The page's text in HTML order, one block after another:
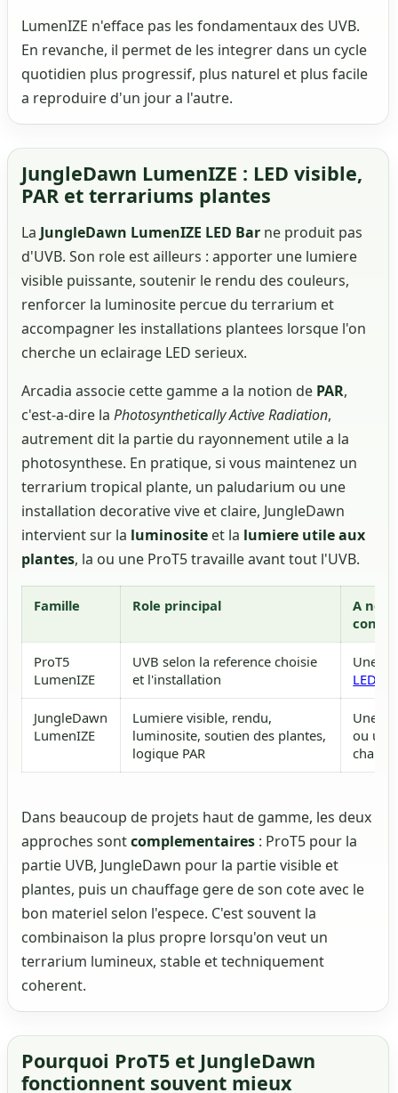
LumenIZE n'efface pas les fondamentaux des UVB.
En revanche, il permet de les integrer dans un cycle
quotidien plus progressif, plus naturel et plus facile
a reproduire d'un jour a l'autre.
JungleDawn LumenIZE : LED visible,
PAR et terrariums plantes
La JungleDawn LumenIZE LED Bar ne produit pas
d'UVB. Son role est ailleurs : apporter une lumiere
visible puissante, soutenir le rendu des couleurs,
renforcer la luminosite percue du terrarium et
accompagner les installations plantees lorsque l'on
cherche un eclairage LED serieux.
Arcadia associe cette gamme a la notion de PAR,
c'est-a-dire laPhotosynthetically Active Radiation,
autrement dit la partie du rayonnement utile a la
photosynthese. En pratique, si vous maintenez un
terrarium tropical plante, un paludarium ou une
installation decorative vive et claire, JungleDawn
intervient sur la luminosite et la lumiere utile aux
plantes, la ou une ProT5 travaille avant tout l'UVB.
Famille Role principal
A ne
ProT5
LumenIZE
UVB selon la reference choisie
et l'installation
Une
LED
JungleDawn
LumenIZE
Lumiere visible, rendu,
luminosite, soutien des plantes,
logique PAR
Une
ou
Dans beaucoup de projets haut de gamme, les deux
approches sontcomplementaires : ProT5 pour la
partie UVB, JungleDawn pour la partie visible et
plantes, puis un chauffage gere de son cote avec le
bon materiel selon l'espece. C'est souvent la
combinaison la plus propre lorsqu'on veut un
terrarium lumineux, stable et techniquement
coherent.
Pourquoi ProT5 et JungleDawn
fonctionnent souvent mieux